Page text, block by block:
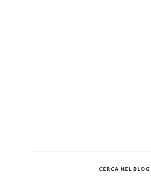
CERCA NEL BLOG